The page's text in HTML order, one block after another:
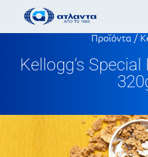
Προϊόντα/
Kellogg’s